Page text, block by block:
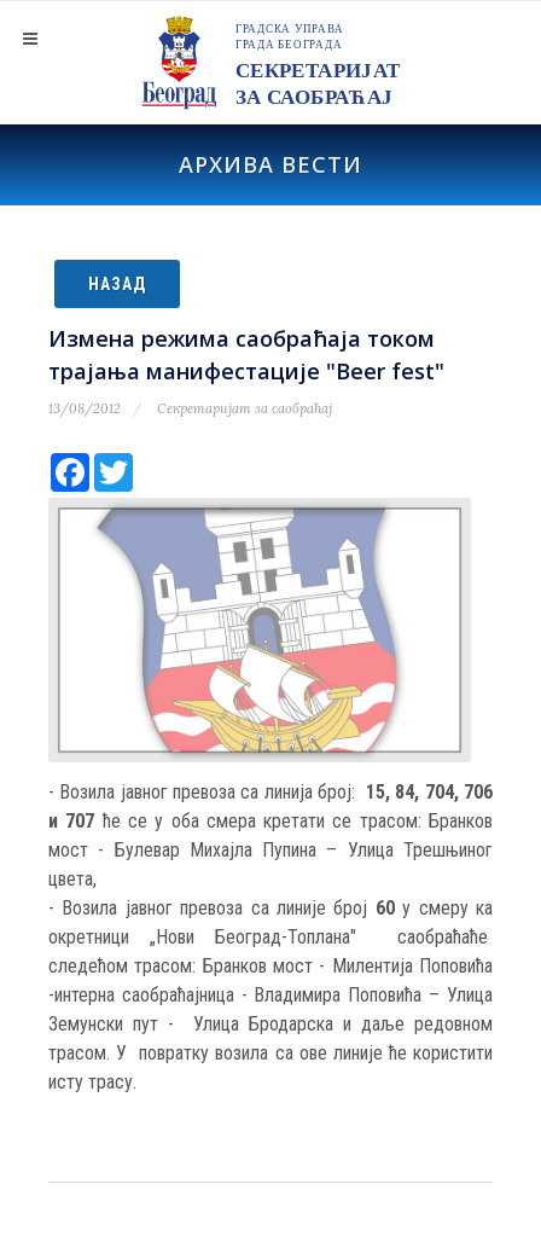
АРХИВА ВЕСТИ
НАЗАД
Измена режима саобраћаја током
трајања манифестације "Beer fest"
13/08/2012 Секретаријат за саобраћај
Facebook
- Возила јавног превоза са линија број: 15, 84, 704, 706
и 707 ће се у оба смера кретати се трасом: Бранков
мост - Булевар Михајла Пупина – Улица Трешњиног
цвета,
- Возила јавног превоза са линије број 60у смеру ка
окретници „Нови Београд-Топлана" саобраћаће
следећом трасом: Бранков мост - Милентија Поповића
-интерна саобраћајница - Владимира Поповића – Улица
Земунски пут - Улица Бродарска и даље редовном
трасом. У повратку возила са ове линије ће користити
исту трасу.